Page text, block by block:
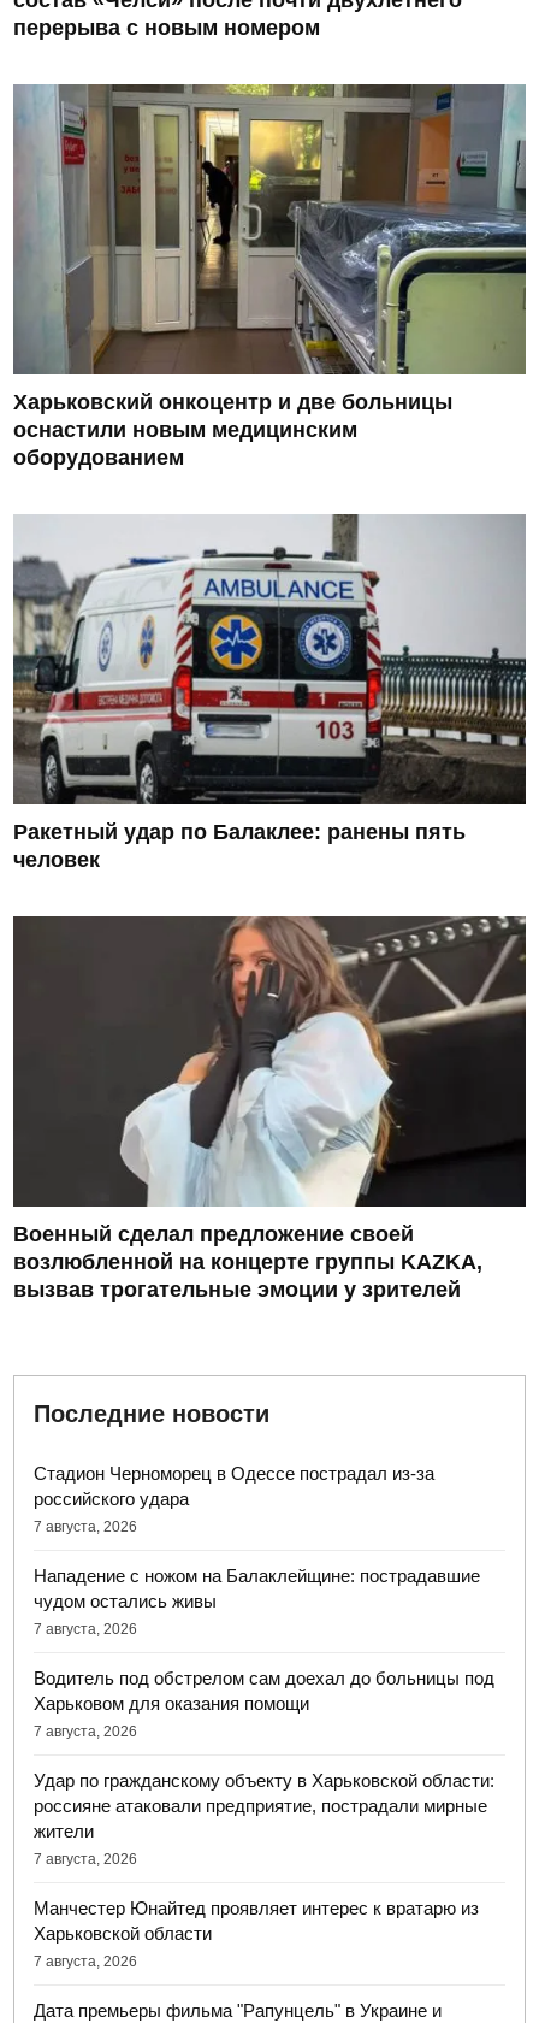
перерыва с новым номером
Харьковский онкоцентр и две больницы
оснастили новым медицинским
оборудованием
Ракетный удар по Балаклее: ранены пять
человек
Военный сделал предложение своей
возлюбленной на концерте группы KAZKA,
вызвав трогательные эмоции у зрителей
Последние новости
Стадион Черноморец в Одессе пострадал из-за
российского удара
7 августа, 2026
Нападение с ножом на Балаклейщине: пострадавшие
чудом остались живы
7 августа, 2026
Водитель под обстрелом сам доехал до больницы под
Харьковом для оказания помощи
7 августа, 2026
Удар по гражданскому объекту в Харьковской области:
россияне атаковали предприятие, пострадали мирные
жители
7 августа, 2026
Манчестер Юнайтед проявляет интерес к вратарю из
Харьковской области
7 августа, 2026
Дата премьеры фильма "Рапунцель" в Украине и